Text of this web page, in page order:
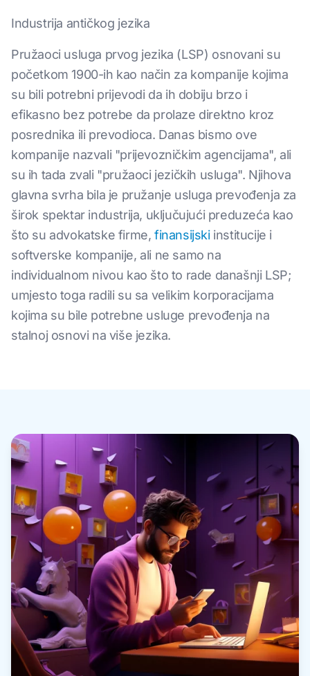
Industrija antičkog jezika
Pružaoci usluga prvog jezika (LSP) osnovani su
početkom 1900-ih kao način za kompanije kojima
su bili potrebni prijevodi da ih dobiju brzo i
efikasno bez potrebe da prolaze direktno kroz
posrednika ili prevodioca. Danas bismo ove
kompanije nazvali "prijevozničkim agencijama", ali
su ih tada zvali "pružaoci jezičkih usluga". Njihova
glavna svrha bila je pružanje usluga prevođenja za
širok spektar industrija, uključujući preduzeća kao
što su advokatske firme,finansijskiinstitucije i
softverske kompanije, ali ne samo na
individualnom nivou kao što to rade današnji LSP;
umjesto toga radili su sa velikim korporacijama
kojima su bile potrebne usluge prevođenja na
stalnoj osnovi na više jezika.